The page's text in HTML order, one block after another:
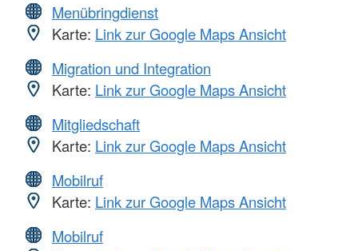
Menübringdienst
Karte: Link zur Google Maps Ansicht
Migration und Integration
Karte: Link zur Google Maps Ansicht
Mitgliedschaft
Karte: Link zur Google Maps Ansicht
Mobilruf
Karte: Link zur Google Maps Ansicht
Mobilruf